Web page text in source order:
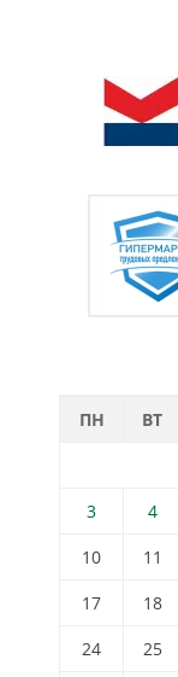
ПН ВТ
3
4
10
11
17
18
24
25